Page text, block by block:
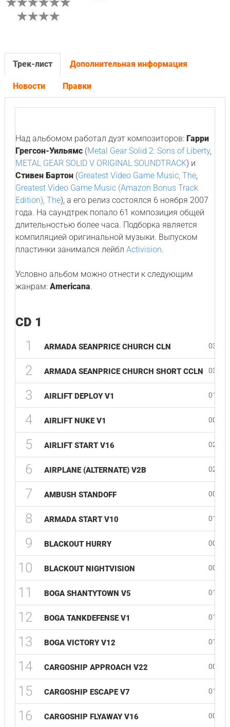
Трек-лист Дополнительная информация
Новости Правки
Над альбомом работал дуэт композиторов: Гарри
Грегсон-Уильямс(Metal Gear Solid 2: Sons of Liberty,
METAL GEAR SOLID V ORIGINAL SOUNDTRACK) и
Стивен Бартон(Greatest Video Game Music, The,
Greatest Video Game Music (Amazon Bonus Track
Edition), The), а его релиз состоялся 6 ноября 2007
года. На саундтрек попало 61 композиция общей
длительностью более часа. Подборка является
компиляцией оригинальной музыки. Выпуском
пластинки занимался лейбл Activision.
Условно альбом можно отнести к следующим
жанрам: Americana.
CD 1
1 ARMADA SEANPRICE CHURCH CLN 03:49
2 ARMADA SEANPRICE CHURCH SHORT CCLN 03:30
3 AIRLIFT DEPLOY V1 01:41
4 AIRLIFT NUKE V1 00:56
5 AIRLIFT START V16 02:11
6 AIRPLANE (ALTERNATE) V2B 02:26
7 AMBUSH STANDOFF 00:15
8 ARMADA START V10 01:41
9 BLACKOUT HURRY 00:54
10 BLACKOUT NIGHTVISION 00:40
11 BOGA SHANTYTOWN V5 01:01
12 BOGA TANKDEFENSE V1 01:40
13 BOGA VICTORY V12 01:25
14 CARGOSHIP APPROACH V22 00:47
15 CARGOSHIP ESCAPE V7 01:24
16 CARGOSHIP FLYAWAY V16 00:46